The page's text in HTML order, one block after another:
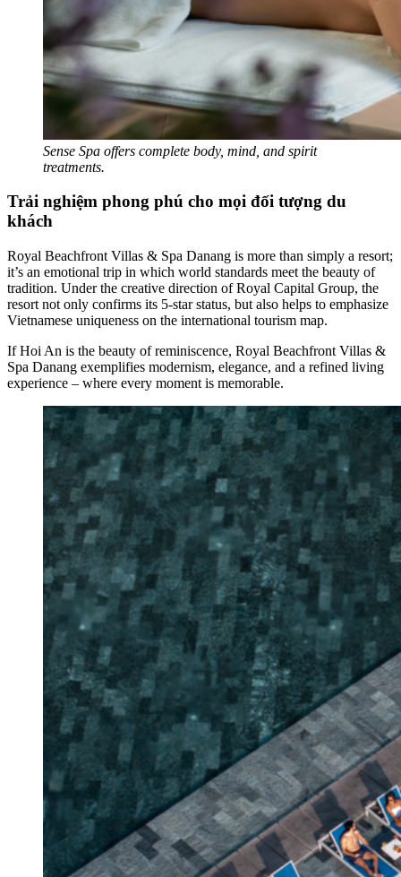
Sense Spa offers complete body, mind, and spirit
treatments.
Trải nghiệm phong phú cho mọi đối tượng du
khách
Royal Beachfront Villas & Spa Danang is more than simply a resort;
it’s an emotional trip in which world standards meet the beauty of
tradition. Under the creative direction of Royal Capital Group, the
resort not only confirms its 5-star status, but also helps to emphasize
Vietnamese uniqueness on the international tourism map.
If Hoi An is the beauty of reminiscence, Royal Beachfront Villas &
Spa Danang exemplifies modernism, elegance, and a refined living
experience – where every moment is memorable.